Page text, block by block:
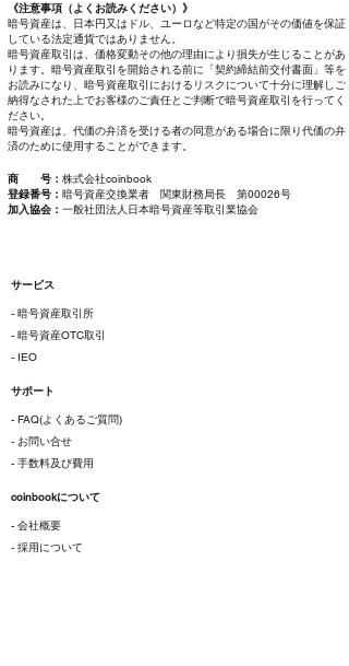
《注意事項（よくお読みください）》
暗号資産は、日本円又はドル、ユーロなど特定の国がその価値を保証
している法定通貨ではありません。
暗号資産取引は、価格変動その他の理由により損失が生じることがあ
ります。暗号資産取引を開始される前に「契約締結前交付書面」等を
お読みになり、暗号資産取引におけるリスクについて十分に理解しご
納得なされた上でお客様のご責任とご判断で暗号資産取引を行ってく
ださい。
暗号資産は、代価の弁済を受ける者の同意がある場合に限り代価の弁
済のために使用することができます。
商 号： 株式会社coinbook
登録番号： 暗号資産交換業者 関東財務局長 第00026号
加入協会： 一般社団法人日本暗号資産等取引業協会
サービス
- 暗号資産取引所
- 暗号資産OTC取引
- IEO
サポート
- FAQ(よくあるご質問)
- お問い合せ
- 手数料及び費用
coinbookについて
- 会社概要
- 採用について